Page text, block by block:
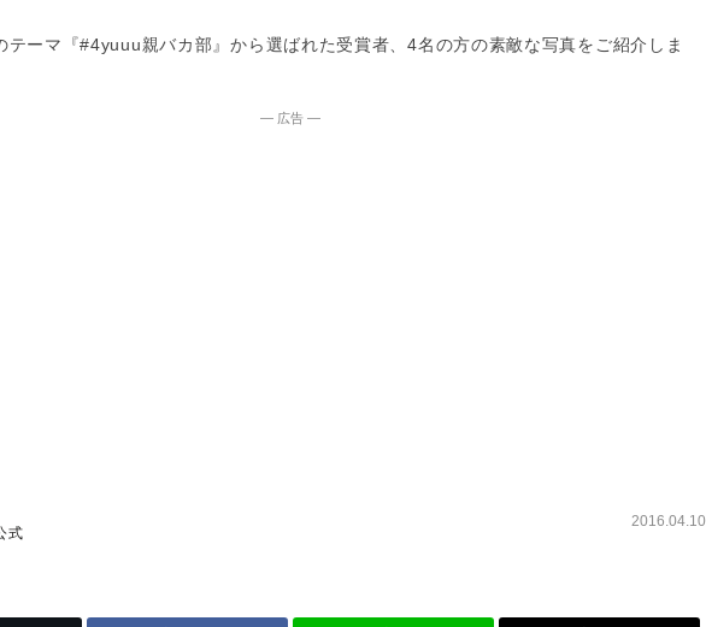
テーマ『#4yuuu親バカ部』から選ばれた受賞者、4名の方の素敵な写真をご紹介しま
― 広告 ―
式
2016.04.10